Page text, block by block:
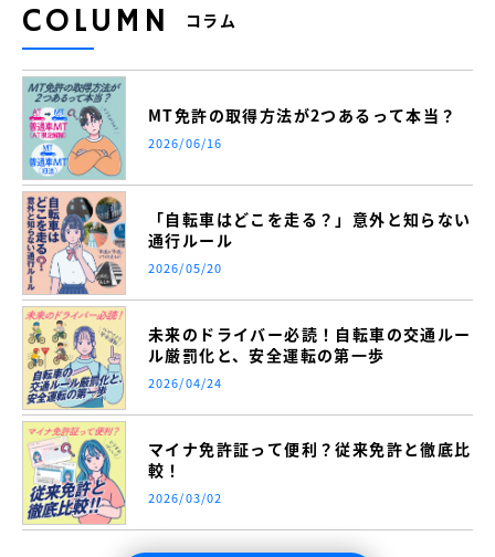
COLUMN コラム
MT免許の取得方法が2つあるって本当？
2026/06/16
「自転車はどこを走る？」意外と知らない
通行ルール
2026/05/20
未来のドライバー必読！自転車の交通ルー
ル厳罰化と、安全運転の第一歩
2026/04/24
マイナ免許証って便利？従来免許と徹底比
較！
2026/03/02